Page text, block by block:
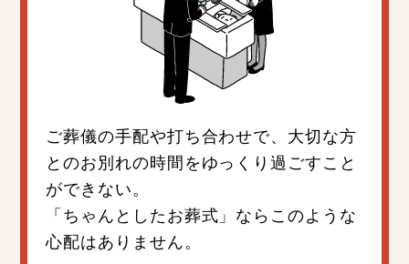
ご葬儀の手配や打ち合わせで、大切な方
とのお別れの時間をゆっくり過ごすこと
ができない。
「ちゃんとしたお葬式」ならこのような
心配はありません。